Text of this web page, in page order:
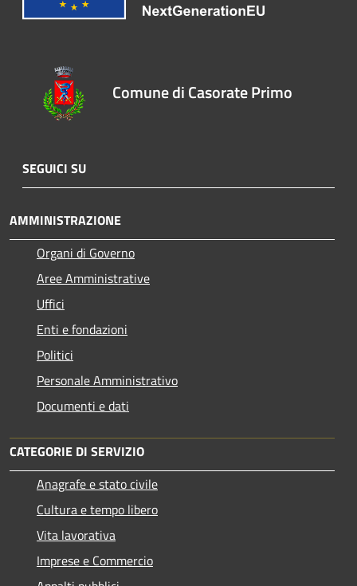
Comune di Casorate Primo
SEGUICI SU
AMMINISTRAZIONE
Organi di Governo
Aree Amministrative
Uffici
Enti e fondazioni
Politici
Personale Amministrativo
Documenti e dati
CATEGORIE DI SERVIZIO
Anagrafe e stato civile
Cultura e tempo libero
Vita lavorativa
Imprese e Commercio